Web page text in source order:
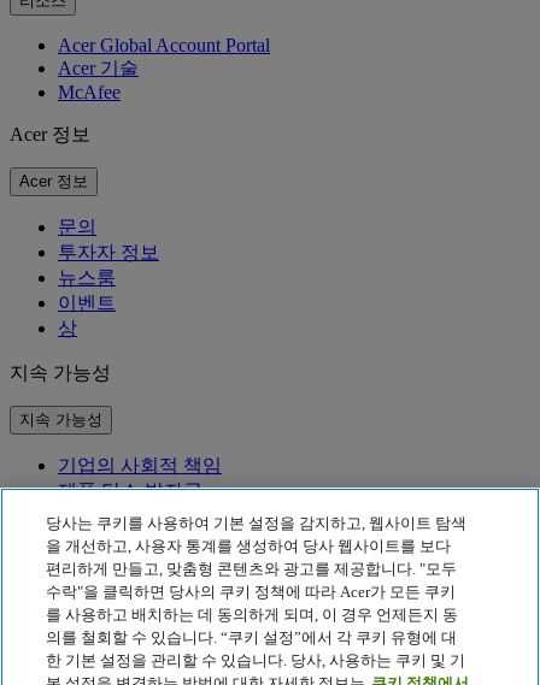
Acer Global Account Portal
Acer 기술
McAfee
Acer 정보
Acer 정보
문의
투자자 정보
뉴스룸
이벤트
상
지속 가능성
지속 가능성
기업의 사회적 책임
제품 탄소 발자국
Project Humanity
Earthion
개인정보 처리방침
Cookie 정책
법적 고지 사항
추가 법적 정보
접근성 정책
당사는 쿠키를 사용하여 기본 설정을 감지하고, 웹사이트 탐색
을 개선하고, 사용자 통계를 생성하여 당사 웹사이트를 보다
편리하게 만들고, 맞춤형 콘텐츠와 광고를 제공합니다. "모두
수락"을 클릭하면 당사의 쿠키 정책에 따라 Acer가 모든 쿠키
를 사용하고 배치하는 데 동의하게 되며, 이 경우 언제든지 동
의를 철회할 수 있습니다. “쿠키 설정”에서 각 쿠키 유형에 대
한 기본 설정을 관리할 수 있습니다. 당사, 사용하는 쿠키 및 기